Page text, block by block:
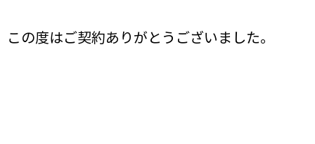
この度はご契約ありがとうございました。